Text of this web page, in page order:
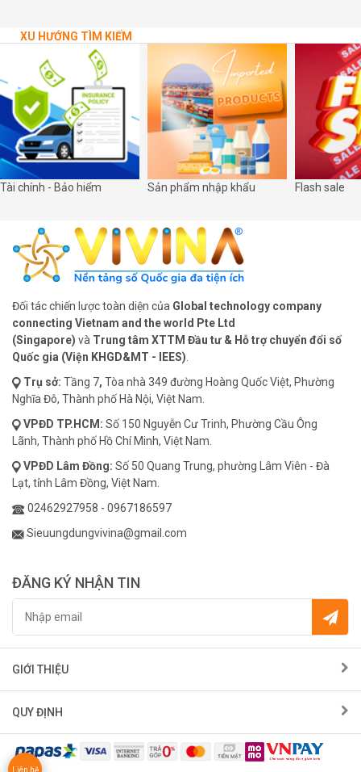
XU HƯỚNG TÌM KIẾM
Tài chính - Bảo hiểm Sản phẩm nhập khẩu Flash sale
Đối tác chiến lược toàn diện của Global technology company
connecting Vietnam and the world Pte Ltd
(Singapore) và Trung tâm XTTM Đầu tư & Hỗ trợ chuyển đổi số
Quốc gia (Viện KHGD&MT - IEES).
Trụ sở: Tầng 7, Tòa nhà 349 đường Hoàng Quốc Việt, Phường
Nghĩa Đô, Thành phố Hà Nội, Việt Nam.
VPĐD TP.HCM: Số 150 Nguyễn Cư Trinh, Phường Cầu Ông
Lãnh, Thành phố Hồ Chí Minh, Việt Nam.
VPĐD Lâm Đồng: Số 50 Quang Trung, phường Lâm Viên - Đà
Lạt, tỉnh Lâm Đồng, Việt Nam.
02462927958 - 0967186597
Sieuungdungvivina@gmail.com
ĐĂNG KÝ NHẬN TIN
GIỚI THIỆU
QUY ĐỊNH
Liên hệ